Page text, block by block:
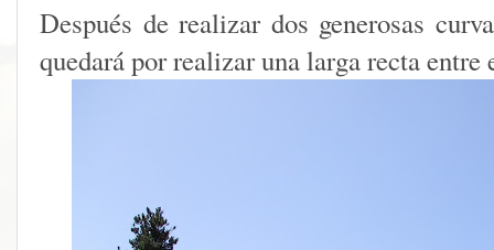
Después de realizar dos generosas
quedará por realizar una larga recta entre